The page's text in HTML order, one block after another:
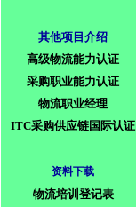
其他项目介绍
高级物流能力认证
采购职业能力认证
物流职业经理
ITC采购供应链国际认证
资料下载
物流培训登记表